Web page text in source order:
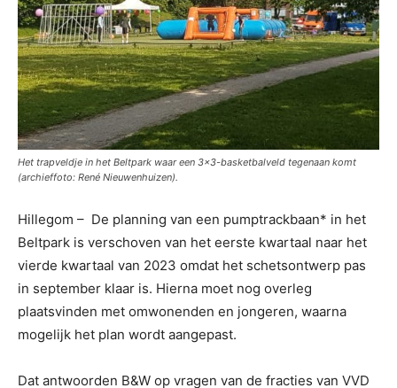
Het trapveldje in het Beltpark waar een 3x3-basketbalveld tegenaan komt
(archieffoto: René Nieuwenhuizen).
Hillegom – De planning van een pumptrackbaan* in het
Beltpark is verschoven van het eerste kwartaal naar het
vierde kwartaal van 2023 omdat het schetsontwerp pas
in september klaar is. Hierna moet nog overleg
plaatsvinden met omwonenden en jongeren, waarna
mogelijk het plan wordt aangepast.
Dat antwoorden B&W op vragen van de fracties van VVD